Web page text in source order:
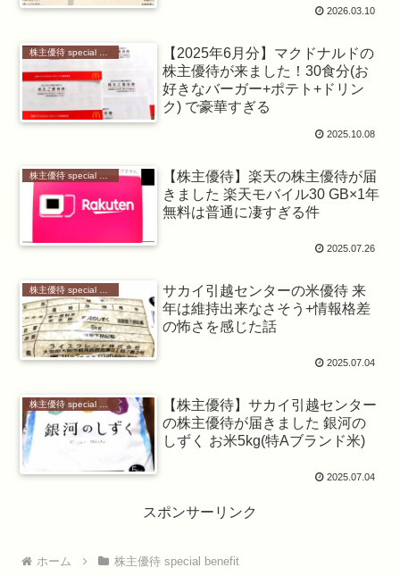
2026.03.10
【2025年6月分】マクドナルドの
株主優待が来ました！30食分(お
好きなバーガー+ポテト+ドリン
ク) で豪華すぎる
2025.10.08
株主優待 special benefit
【株主優待】楽天の株主優待が届
きました 楽天モバイル30 GB×1年
無料は普通に凄すぎる件
2025.07.26
サカイ引越センターの米優待 来
年は維持出来なさそう+情報格差
の怖さを感じた話
2025.07.04
【株主優待】サカイ引越センター
の株主優待が届きました 銀河の
しずく お米5kg(特Aブランド米)
2025.07.04
スポンサーリンク
ホーム 株主優待 special benefit